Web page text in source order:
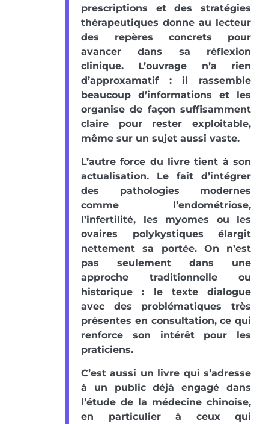
prescriptions et des stratégies
thérapeutiques donne au lecteur
des repères concrets pour
avancer dans sa réflexion
clinique. L’ouvrage n’a rien
d’approxamatif : il rassemble
beaucoup d’informations et les
organise de façon suffisamment
claire pour rester exploitable,
même sur un sujet aussi vaste.
L’autre force du livre tient à son
actualisation. Le fait d’intégrer
des pathologies modernes
comme l’endométriose,
l’infertilité, les myomes ou les
ovaires polykystiques élargit
nettement sa portée. On n’est
pas seulement dans une
approche traditionnelle ou
historique : le texte dialogue
avec des problématiques très
présentes en consultation, ce qui
renforce son intérêt pour les
praticiens.
C’est aussi un livre qui s’adresse
à un public déjà engagé dans
l’étude de la médecine chinoise,
en particulier à ceux qui